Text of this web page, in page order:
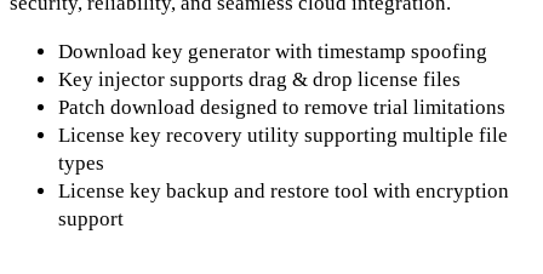
Download key generator with timestamp spoofing
Key injector supports drag & drop license files
Patch download designed to remove trial limitations
License key recovery utility supporting multiple file
types
License key backup and restore tool with encryption
support